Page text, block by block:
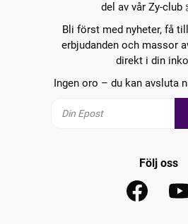
del av vår Zy-club
Bli först med nyheter, få
erbjudanden och massor
direkt i din
Ingen oro – du kan avsluta
Följ oss